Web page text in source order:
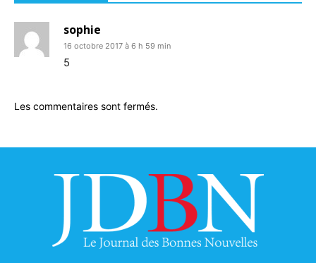
sophie
16 octobre 2017 à 6 h 59 min
5
Les commentaires sont fermés.